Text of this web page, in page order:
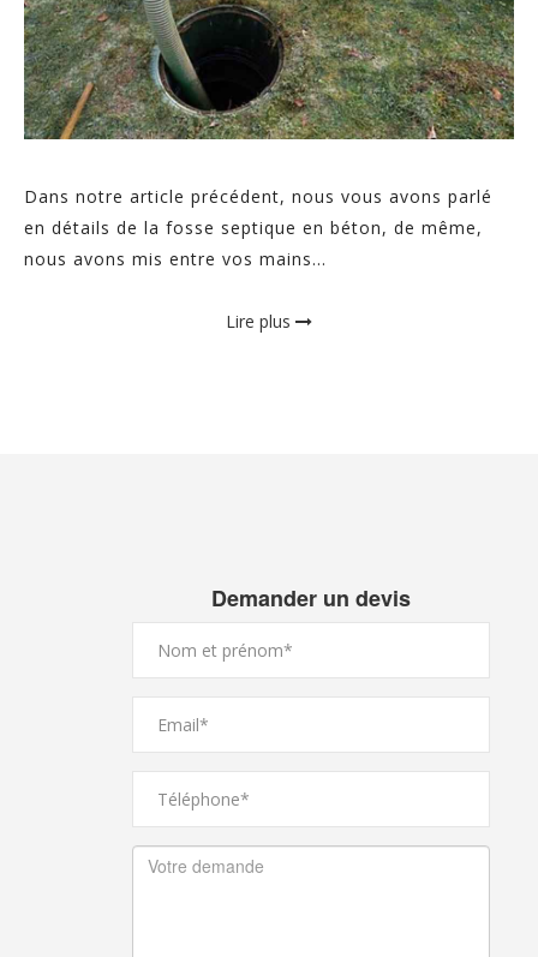
Dans notre article précédent, nous vous avons parlé
en détails de la fosse septique en béton, de même,
nous avons mis entre vos mains...
Lire plus
Demander un devis